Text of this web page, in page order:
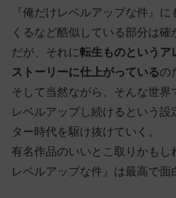
『俺だけレベルアップな件』
くるなど酷似している部分は確
だが、それに転生ものというア
ストーリーに仕上がっているの
そして当然ながら、そんな世
レベルアップし続けるという
ター時代を駆け抜けていく。
有名作品のいいとこ取りかも
レベルアップな件』は最高で面